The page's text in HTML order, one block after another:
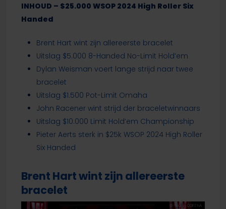
INHOUD – $25.000 WSOP 2024 High Roller Six
Handed
Brent Hart wint zijn allereerste bracelet
Uitslag $5.000 8-Handed No-Limit Hold’em
Dylan Weisman voert lange strijd naar twee
bracelet
Uitslag $1.500 Pot-Limit Omaha
John Racener wint strijd der braceletwinnaars
Uitslag $10.000 Limit Hold’em Championship
Pieter Aerts sterk in $25k WSOP 2024 High Roller
Six Handed
Brent Hart wint zijn allereerste
bracelet